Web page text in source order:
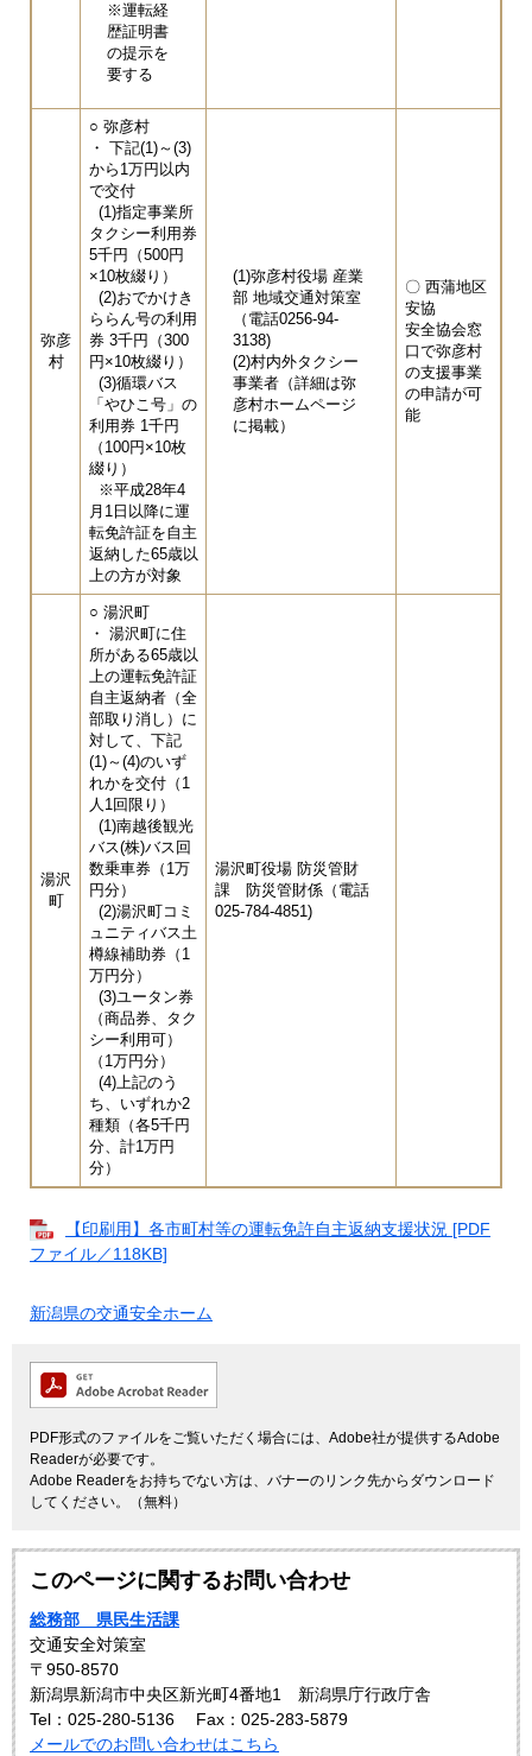
※運転経
歴証明書
の提示を
要する
弥彦
村
○ 弥彦村
・ 下記(1)～(3)
から1万円以内
で交付
(1)指定事業所
タクシー利用券
5千円（500円
×10枚綴り）
(2)おでかけき
ららん号の利用
券 3千円（300
円×10枚綴り）
(3)循環バス
「やひこ号」の
利用券 1千円
（100円×10枚
綴り）
※平成28年4
月1日以降に運
転免許証を自主
返納した65歳以
上の方が対象
(1)弥彦村役場 産業
部 地域交通対策室
（電話0256-94-
3138)
(2)村内外タクシー
事業者（詳細は弥
彦村ホームページ
に掲載）
〇 西蒲地区
安協
安全協会窓
口で弥彦村
の支援事業
の申請が可
能
湯沢
町
○ 湯沢町
・ 湯沢町に住
所がある65歳以
上の運転免許証
自主返納者（全
部取り消し）に
対して、下記
(1)～(4)のいず
れかを交付（1
人1回限り）
(1)南越後観光
バス(株)バス回
数乗車券（1万
円分）
(2)湯沢町コミ
ュニティバス土
樽線補助券（1
万円分）
(3)ユータン券
（商品券、タク
シー利用可）
（1万円分）
(4)上記のう
ち、いずれか2
種類（各5千円
分、計1万円
分）
湯沢町役場 防災管財
課 防災管財係（電話
025-784-4851)
【印刷用】各市町村等の運転免許自主返納支援状況 [PDF
ファイル／118KB]
新潟県の交通安全ホーム
PDF形式のファイルをご覧いただく場合には、Adobe社が提供するAdobe
Readerが必要です。
Adobe Readerをお持ちでない方は、バナーのリンク先からダウンロード
してください。（無料）
このページに関するお問い合わせ
総務部 県民生活課
交通安全対策室
〒950-8570
新潟県新潟市中央区新光町4番地1 新潟県庁行政庁舎
Tel：025-280-5136
Fax：025-283-5879
メールでのお問い合わせはこちら